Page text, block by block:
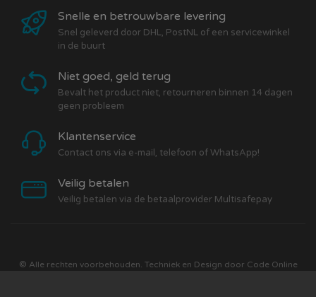
Snelle en betrouwbare levering
Snel geleverd door DHL, PostNL of een servicewinkel
in de buurt
Niet goed, geld terug
Bevalt het product niet, retourneren binnen 14 dagen
geen probleem
Klantenservice
Contact ons via e-mail, telefoon of WhatsApp!
Veilig betalen
Veilig betalen via de betaalprovider Multisafepay
© Alle rechten voorbehouden. Techniek en Design door Code Online